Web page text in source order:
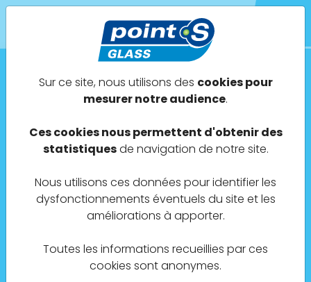
Point S Glass - Rouen
AVIA - ALBIK
76000 Rouen
02 35 89 44 74
Sur ce site, nous utilisons des cookies pour
mesurer notre audience.
Ces cookies nous permettent d'obtenir des
statistiquesde navigation de notre site.
Nous utilisons ces données pour identifier les
dysfonctionnements éventuels du site et les
améliorations à apporter.
Toutes les informations recueillies par ces
cookies sont anonymes.